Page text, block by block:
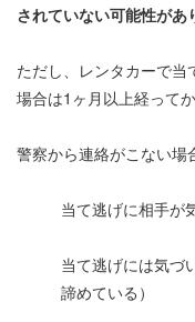
されていない可能性があ
ただし、レンタカーで
場合は1ヶ月以上経って
警察から連絡がこない場
当て逃げに相手が
当て逃げには気づ
諦めている）